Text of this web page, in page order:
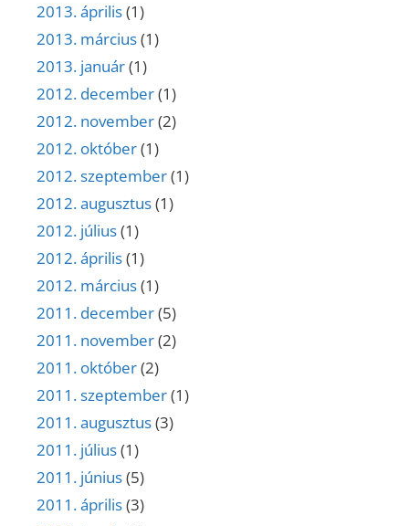
2013. április(1)
2013. március(1)
2013. január(1)
2012. december(1)
2012. november(2)
2012. október(1)
2012. szeptember(1)
2012. augusztus(1)
2012. július(1)
2012. április(1)
2012. március(1)
2011. december(5)
2011. november(2)
2011. október(2)
2011. szeptember(1)
2011. augusztus(3)
2011. július(1)
2011. június(5)
2011. április(3)